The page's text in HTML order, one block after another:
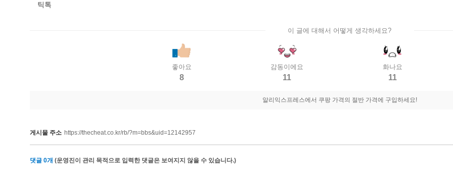
틱톡
이 글에 대해서 어떻게 생각하세요?
좋아요
8
감동이에요
11
화나요
11
알리익스프레스에서 쿠팡 가격의 절반 가격에 구입하세요!
게시물 주소 https://thecheat.co.kr/rb/?m=bbs&uid=12142957
댓글 0개 (운영진이 관리 목적으로 입력한 댓글은 보여지지 않을 수 있습니다.)